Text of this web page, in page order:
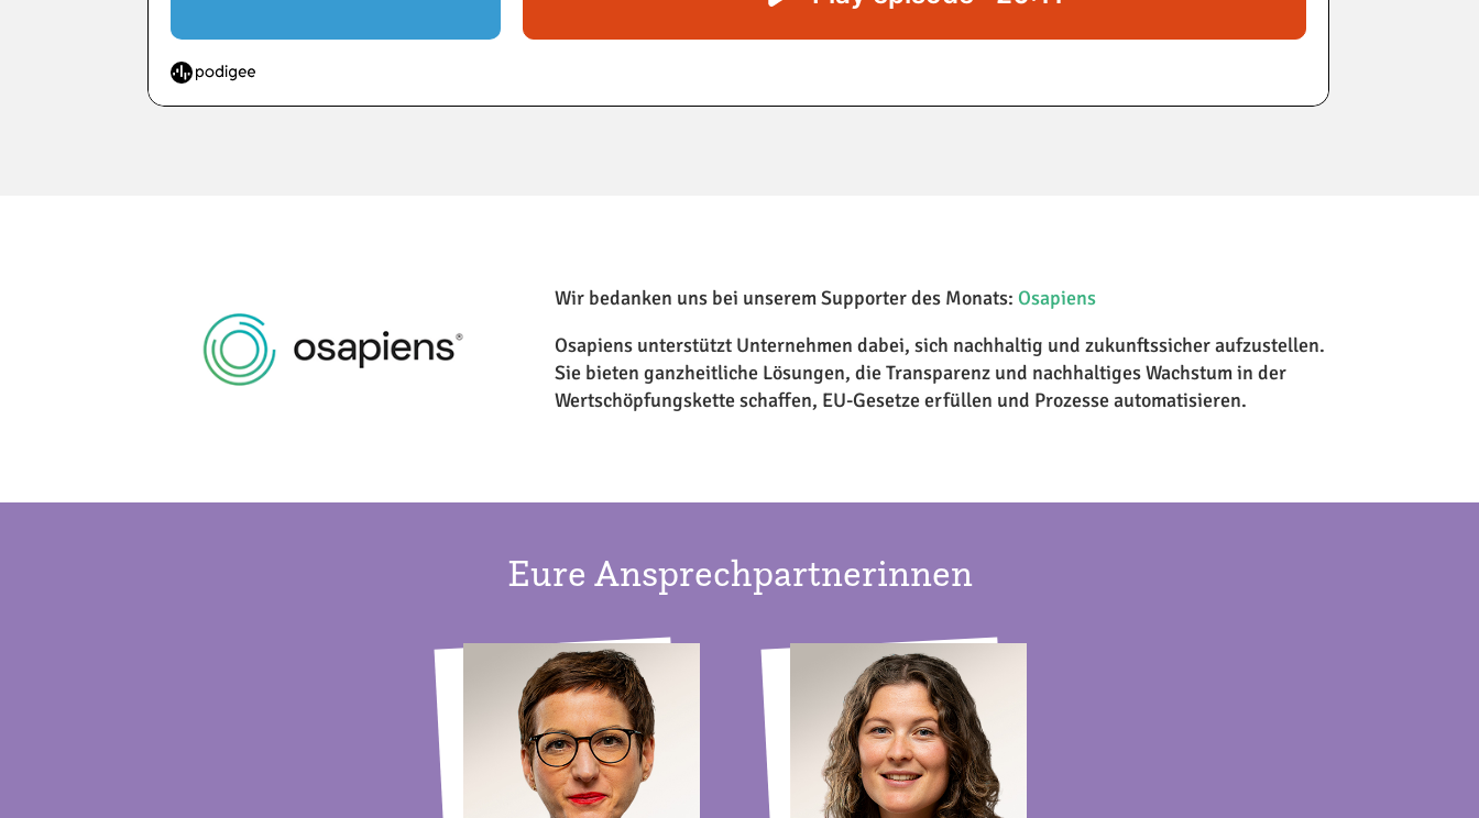
Wir bedanken uns bei unserem Supporter des Monats: Osapiens
Osapiens unterstützt Unternehmen dabei, sich nachhaltig und zukunftssicher aufzustellen.
Sie bieten ganzheitliche Lösungen, die Transparenz und nachhaltiges Wachstum in der
Wertschöpfungskette schaffen, EU-Gesetze erfüllen und Prozesse automatisieren.
Eure Ansprechpartnerinnen